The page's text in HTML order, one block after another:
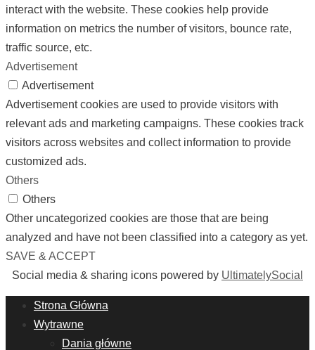
interact with the website. These cookies help provide
information on metrics the number of visitors, bounce rate,
traffic source, etc.
Advertisement
Advertisement
Advertisement cookies are used to provide visitors with
relevant ads and marketing campaigns. These cookies track
visitors across websites and collect information to provide
customized ads.
Others
Others
Other uncategorized cookies are those that are being
analyzed and have not been classified into a category as yet.
SAVE & ACCEPT
Social media & sharing icons powered by UltimatelySocial
Strona Główna
Wytrawne
Dania główne